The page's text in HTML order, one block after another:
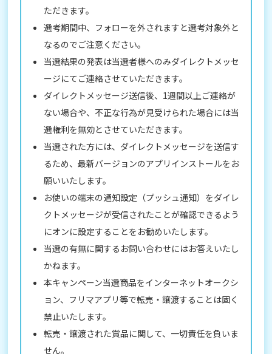
ただきます。
選考期間中、フォローを外されますと選考対象外と
なるのでご注意ください。
当選結果の発表は当選者様へのみダイレクトメッセ
ージにてご連絡させていただきます。
ダイレクトメッセージ送信後、1週間以上ご連絡が
ない場合や、不正な行為が見受けられた場合には当
選権利を無効とさせていただきます。
当選された方には、ダイレクトメッセージを送信す
るため、最新バージョンのアプリインストールをお
願いいたします。
お使いの端末の通知設定（プッシュ通知）をダイレ
クトメッセージが受信されたことが確認できるよう
にオンに設定することをお勧めいたします。
当選の有無に関するお問い合わせにはお答えいたし
かねます。
本キャンペーン当選商品をインターネットオークシ
ョン、フリマアプリ等で転売・譲渡することは固く
禁止いたします。
転売・譲渡された賞品に関して、一切責任を負いま
せん。